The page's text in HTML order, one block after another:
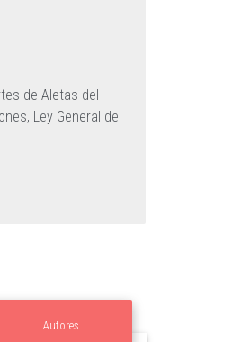
de Aletas del
Ley General de
Autores